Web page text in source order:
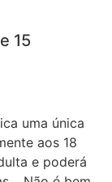
15
uma única
aos 18
e poderá